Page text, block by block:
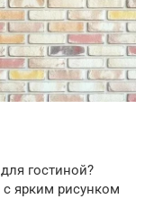
гостиной?
ярким рисунком